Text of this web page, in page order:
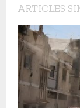
ARTICLES